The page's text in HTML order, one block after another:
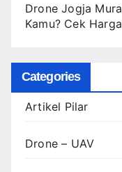
Drone Jogja
Kamu? Cek
Categories
Artikel Pilar
Drone – UAV